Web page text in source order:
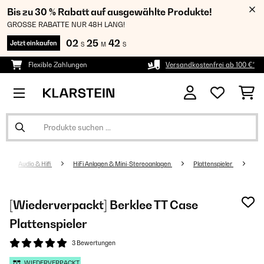
Bis zu 30 % Rabatt auf ausgewählte Produkte!
GROSSE RABATTE NUR 48H LANG!
Jetzt einkaufen 02 S 25 M 41 S
Flexible Zahlungen Versandkostenfrei ab 100 €*
Audio & Hifi HiFi Anlagen & Mini-Stereoanlagen Plattenspieler
[Wiederverpackt] Berklee TT Case
Plattenspieler
3 Bewertungen